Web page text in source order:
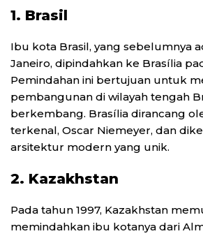
1. Brasil
Ibu kota Brasil, yang sebelumnya
Janeiro, dipindahkan ke Brasília
Pemindahan ini bertujuan untuk
pembangunan di wilayah tengah
berkembang. Brasília dirancang
terkenal, Oscar Niemeyer, dan
arsitektur modern yang unik.
2. Kazakhstan
Pada tahun 1997, Kazakhstan
memindahkan ibu kotanya dari